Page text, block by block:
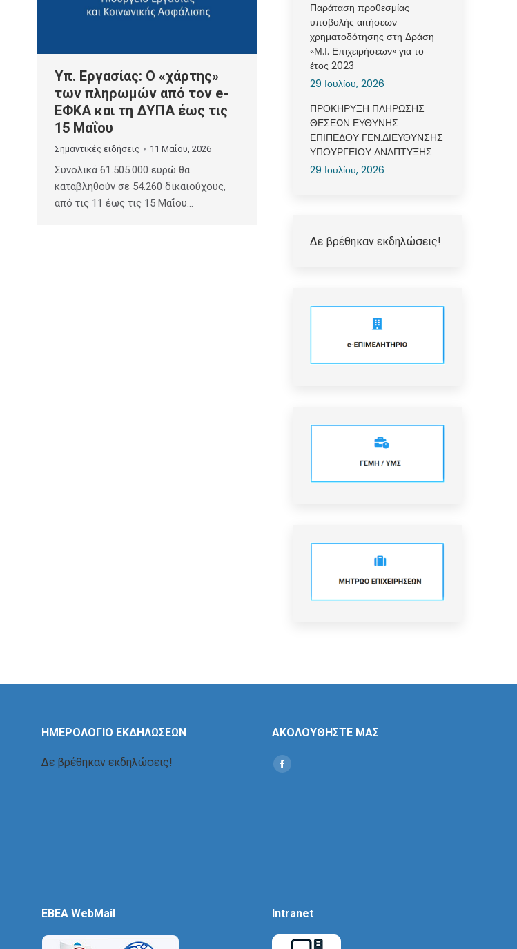
Υπ. Εργασίας: Ο «χάρτης»
των πληρωμών από τον e-
ΕΦΚΑ και τη ΔΥΠΑ έως τις
15 Μαΐου
Σημαντικές ειδήσεις 11 Μαΐου, 2026
Συνολικά 61.505.000 ευρώ θα
καταβληθούν σε 54.260 δικαιούχους,
από τις 11 έως τις 15 Μαΐου…
Παράταση προθεσμίας
υποβολής αιτήσεων
χρηματοδότησης στη Δράση
«Μ.Ι. Επιχειρήσεων» για το
έτος 2023
29 Ιουλίου, 2026
ΠΡΟΚΗΡΥΞΗ ΠΛΗΡΩΣΗΣ
ΘΕΣΕΩΝ ΕΥΘΥΝΗΣ
ΕΠΙΠΕΔΟΥ ΓΕΝ.ΔΙΕΥΘΥΝΣΗΣ
ΥΠΟΥΡΓΕΙΟΥ ΑΝΑΠΤΥΞΗΣ
29 Ιουλίου, 2026
Δε βρέθηκαν εκδηλώσεις!
ΗΜΕΡΟΛΟΓΙΟ ΕΚΔΗΛΩΣΕΩΝ
Δε βρέθηκαν εκδηλώσεις!
ΑΚΟΛΟΥΘΗΣΤΕ ΜΑΣ
Find us on:
Social
EBEA WebMail Intranet